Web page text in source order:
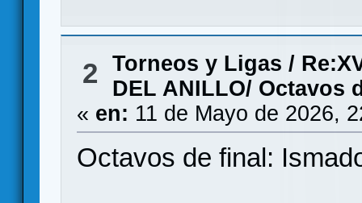
2 Torneos y Ligas /
DEL ANILLO/ Octavos
« en: 11 de Mayo de 2026,
Octavos de final: